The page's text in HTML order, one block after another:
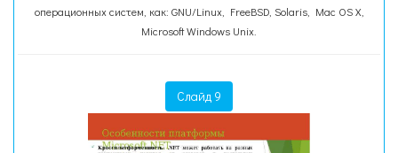
операционных систем, как: GNU/Linux, FreeBSD, Solaris, Mac OS X,
Microsoft Windows Unix.
Слайд 9